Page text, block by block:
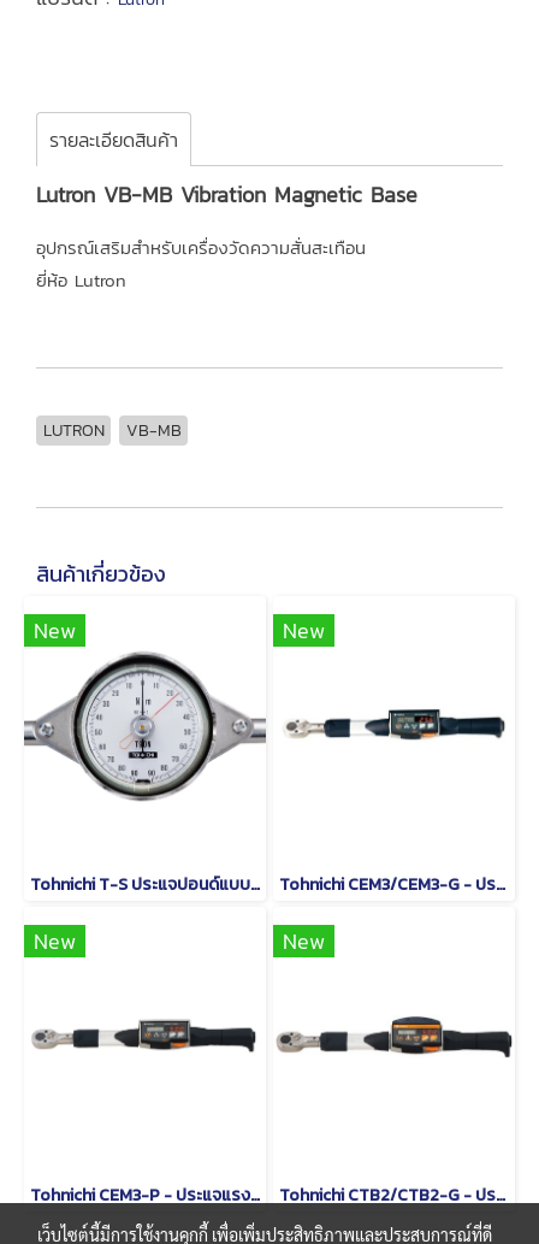
รายละเอียดสินค้า
Lutron VB-MB Vibration Magnetic Base
อุปกรณ์เสริมสำหรับเครื่องวัดความสั่นสะเทือน
ยี่ห้อ Lutron
LUTRON VB-MB
สินค้าเกี่ยวข้อง
New
Tohnichi T-S ประแจปอนด์แบบหน้าปัดชนิดด้ามจับรูปตัว T
New
Tohnichi CEM3/CEM3-G - ประแจวัดแรงบิดแบบอ่านค่าโดยตรง
New
Tohnichi CEM3-P - ประแจแรงบิดดิจิตอลชนิดหัวเปลี่ยนได้
New
Tohnichi CTB2/CTB2-G - ประแจปอนด์แบบดิจิทัล
เว็บไซต์นี้มีการใช้งานคุกกี้ เพื่อเพิ่มประสิทธิภาพและประสบการณ์ที่ดี